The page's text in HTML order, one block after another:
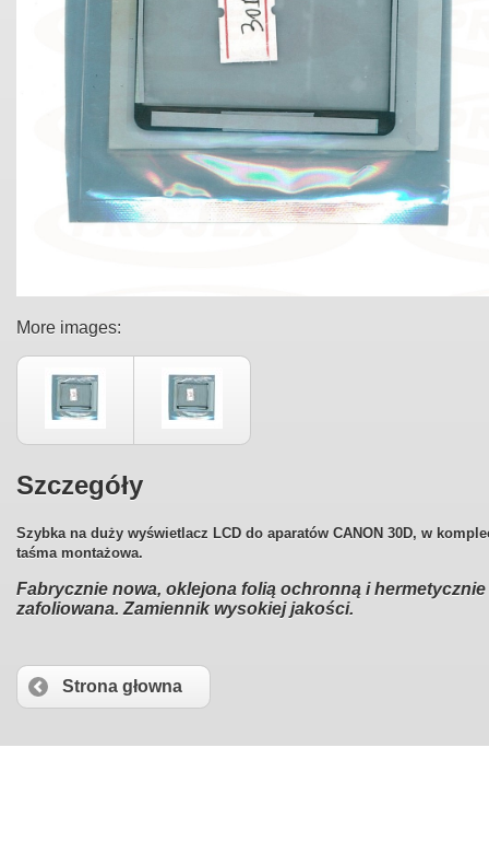
More images:
Szczegóły
Szybka na duży wyświetlacz LCD do aparatów CANON 30D, w
taśma montażowa.
Fabrycznie nowa, oklejona folią ochronną i hermetycznie
zafoliowana. Zamiennik wysokiej jakości.
Strona głowna